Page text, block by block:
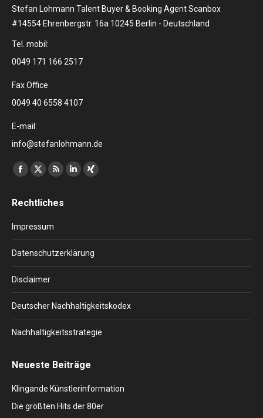
Stefan Lohmann Talent Buyer & Booking Agent Scanbox
#14554 Ehrenbergstr. 16a 10245 Berlin - Deutschland
Tel. mobil:
0049 171 166 2517
Fax Office
0049 40 6558 4107
E-mail:
info@stefanlohmann.de
Finden Sie uns auf:
Facebook
opens
new
window
X
opens
new
window
RSS
opens
new
window
Linkedin
new
window
XING
new
window
Rechtliches
Impressum
Datenschutzerklärung
Disclaimer
Deutscher Nachhaltigkeitskodex
Nachhaltigkeitsstrategie
Neueste Beiträge
Klingande Künstlerinformation
Die größten Hits der 80er